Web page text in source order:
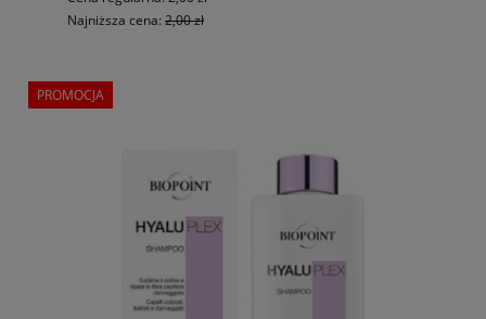
Najniższa cena: 2,00 zł
PROMOCJA